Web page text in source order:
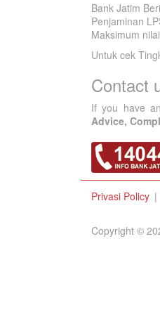
Bank Jatim
Penjaminan
Maksimum
Untuk cek
Contact
If you have
Advice,
Privasi Policy
Copyright ©